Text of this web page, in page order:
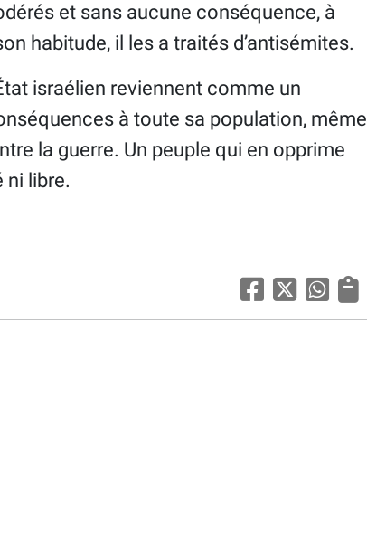
et sans aucune conséquence, à
habitude, il les a traités d’antisémites.
israélien reviennent comme un
à toute sa population, même
la guerre. Un peuple qui en opprime
ni libre.